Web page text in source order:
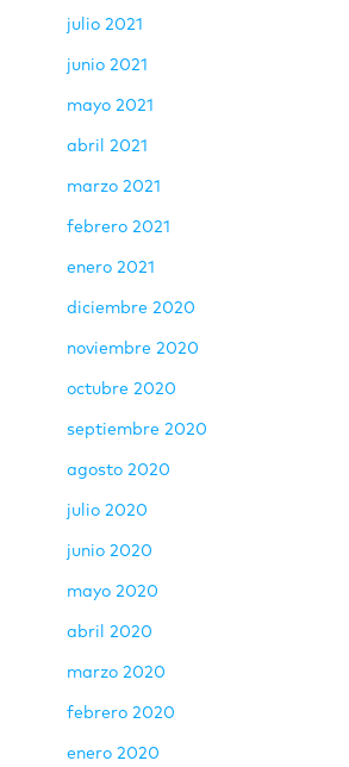
julio 2021
junio 2021
mayo 2021
abril 2021
marzo 2021
febrero 2021
enero 2021
diciembre 2020
noviembre 2020
octubre 2020
septiembre 2020
agosto 2020
julio 2020
junio 2020
mayo 2020
abril 2020
marzo 2020
febrero 2020
enero 2020